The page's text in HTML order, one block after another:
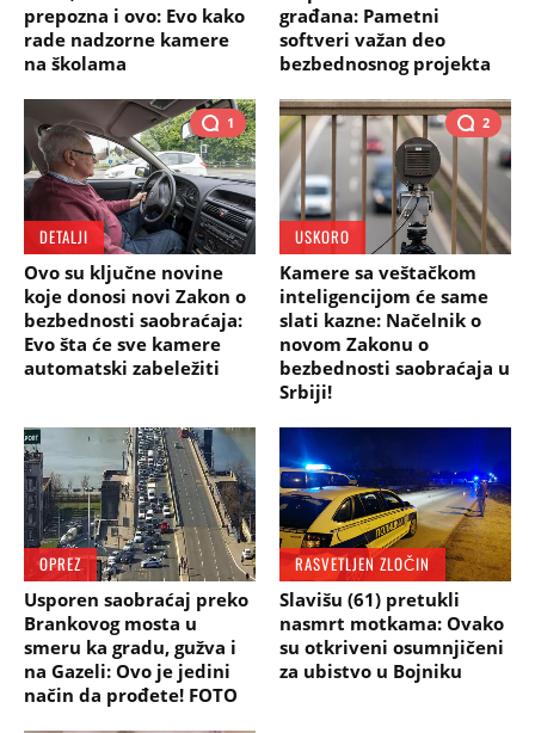
prepozna i ovo: Evo kako
rade nadzorne kamere
na školama
građana: Pametni
softveri važan deo
bezbednosnog projekta
1
DETALJI
Ovo su ključne novine
koje donosi novi Zakon o
bezbednosti saobraćaja:
Evo šta će sve kamere
automatski zabeležiti
2
USKORO
Kamere sa veštačkom
inteligencijom će same
slati kazne: Načelnik o
novom Zakonu o
bezbednosti saobraćaja u
Srbiji!
OPREZ
Usporen saobraćaj preko
Brankovog mosta u
smeru ka gradu, gužva i
na Gazeli: Ovo je jedini
način da prođete! FOTO
RASVETLJEN ZLOČIN
Slavišu (61) pretukli
nasmrt motkama: Ovako
su otkriveni osumnjičeni
za ubistvo u Bojniku